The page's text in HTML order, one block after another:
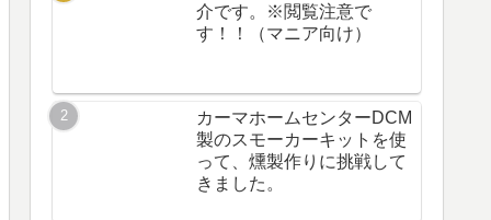
介です。※閲覧注意で
す！！（マニア向け）
カーマホームセンターDCM
製のスモーカーキットを使
って、燻製作りに挑戦して
きました。